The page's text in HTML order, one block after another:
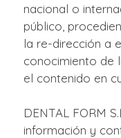
nacional o
público,
la re-dirección a
conocimiento de
el contenido en
DENTAL FORM
información y